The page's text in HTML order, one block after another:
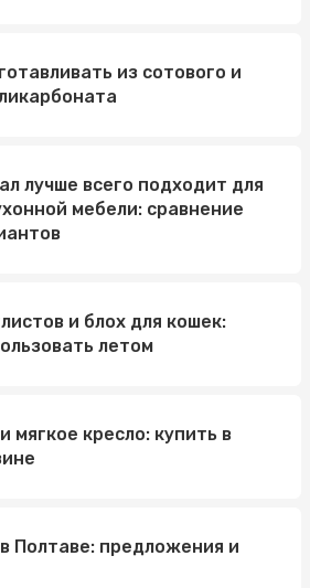
из сотового и
лучше всего подходит для
мебели: сравнение
и блох для кошек:
летом
мягкое кресло: купить в
Полтаве: предложения и